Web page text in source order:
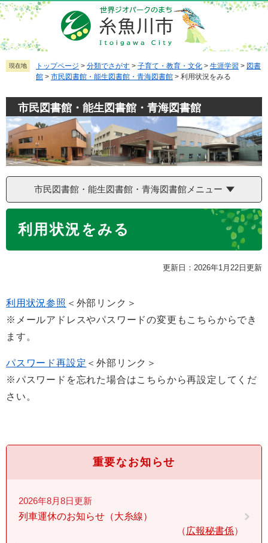
ペ
ー
ジ
の
先
。
メ
ニ
ュ
ー
を
て
文
へ
現在地 トップページ > 分類でさがす > 子育て・教育・文化 > 生涯学習 > 図書
館 > 市民図書館・能生図書館・青海図書館 > 利用状況をみる
市民図書館・能生図書館・青海図書館
市民図書館・能生図書館・青海図書館メニュー
利用状況をみる
更新日：2026年1月22日更新
利用状況参照 ＜外部リンク＞
※メールアドレスやパスワードの変更もこちらからでき
ます。
パスワード再設定 ＜外部リンク＞
※パスワードを忘れた場合はこちらから再設定してくだ
さい。
重要なお知らせ
2026年8月8日更新
列車運休のお知らせ（大糸線）
広報秘書係